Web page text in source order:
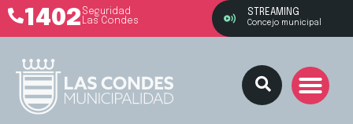
1402 Seguridad
Las Condes
STREAMING
Concejo municipal